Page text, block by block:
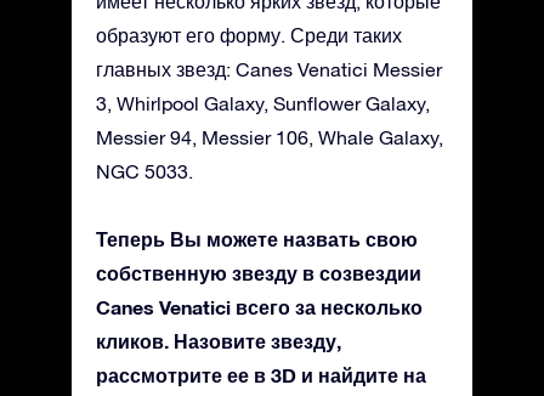
образуют его форму. Среди таких
главных звезд: Canes Venatici Messier
3, Whirlpool Galaxy, Sunflower Galaxy,
Messier 94, Messier 106, Whale Galaxy,
NGC 5033.
Теперь Вы можете назвать свою
собственную звезду в созвездии
Canes Venatici всего за несколько
кликов. Назовите звезду,
рассмотрите ее в 3D и найдите на